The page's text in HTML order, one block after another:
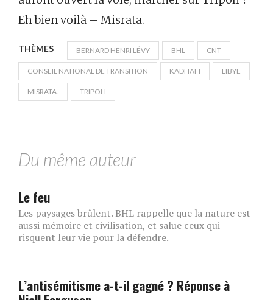
Eh bien voilà – Misrata.
THÈMES BERNARD HENRI LÉVY BHL CNT
CONSEIL NATIONAL DE TRANSITION KADHAFI LIBYE
MISRATA. TRIPOLI
Du même auteur
Le feu
Les paysages brûlent. BHL rappelle que la nature est
aussi mémoire et civilisation, et salue ceux qui
risquent leur vie pour la défendre.
L’antisémitisme a-t-il gagné ? Réponse à